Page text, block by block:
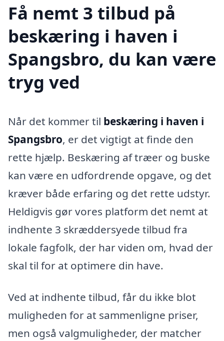
Få nemt 3 tilbud på
beskæring i haven i
Spangsbro, du kan være
tryg ved
Når det kommer til beskæring i haven i
Spangsbro, er det vigtigt at finde den
rette hjælp. Beskæring af træer og buske
kan være en udfordrende opgave, og det
kræver både erfaring og det rette udstyr.
Heldigvis gør vores platform det nemt at
indhente 3 skræddersyede tilbud fra
lokale fagfolk, der har viden om, hvad der
skal til for at optimere din have.
Ved at indhente tilbud, får du ikke blot
muligheden for at sammenligne priser,
men også valgmuligheder, der matcher